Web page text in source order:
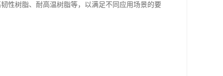
性树脂、耐高温树脂等，以满足不同应用场景的要